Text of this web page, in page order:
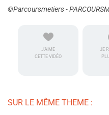
©Parcoursmetiers -
J'AIME
CETTE VIDÉO
JE
SUR LE MÊME THEME :